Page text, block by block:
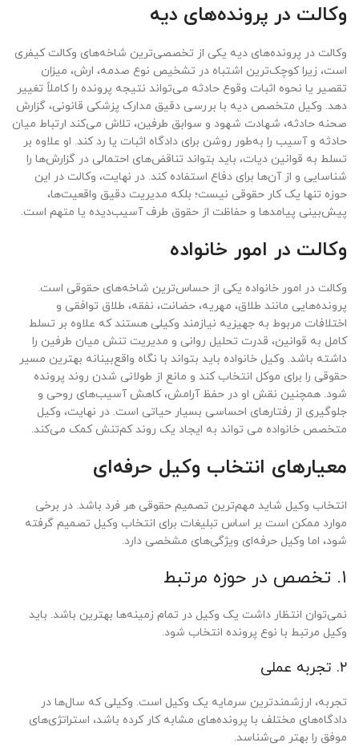
وکالت در پرونده‌های دیه
وکالت در پرونده‌های دیه یکی از تخصصی‌ترین شاخه‌های وکالت کیفری
است، زیرا کوچک‌ترین اشتباه در تشخیص نوع صدمه، ارش، میزان
تقصیر یا نحوه اثبات وقوع حادثه می‌تواند نتیجه پرونده را کاملاً تغییر
دهد. وکیل متخصص دیه با بررسی دقیق مدارک پزشکی قانونی، گزارش
صحنه حادثه، شهادت شهود و سوابق طرفین، تلاش می‌کند ارتباط میان
حادثه و آسیب را به‌طور روشن برای دادگاه اثبات یا رد کند. او علاوه بر
تسلط به قوانین دیات، باید بتواند تناقض‌های احتمالی در گزارش‌ها را
شناسایی و از آن‌ها برای دفاع استفاده کند. در نهایت، وکالت در این
حوزه تنها یک کار حقوقی نیست؛ بلکه مدیریت دقیق واقعیت‌ها،
پیش‌بینی پیامدها و حفاظت از حقوق طرف آسیب‌دیده یا متهم است.
وکالت در امور خانواده
وکالت در امور خانواده یکی از حساس‌ترین شاخه‌های حقوقی است.
پرونده‌هایی مانند طلاق، مهریه، حضانت، نفقه، طلاق توافقی و
اختلافات مربوط به جهیزیه نیازمند وکیلی هستند که علاوه بر تسلط
کامل به قوانین، قدرت تحلیل روانی و مدیریت تنش میان طرفین را
داشته باشد. وکیل خانواده باید بتواند با نگاه واقع‌بینانه بهترین مسیر
حقوقی را برای موکل انتخاب کند و مانع از طولانی شدن روند پرونده
شود. همچنین نقش او در حفظ آرامش، کاهش آسیب‌های روحی و
جلوگیری از رفتارهای احساسی بسیار حیاتی است. در نهایت، وکیل
متخصص خانواده می تواند به ایجاد یک روند کم‌تنش کمک می‌کند.
معیارهای انتخاب وکیل حرفه‌ای
انتخاب وکیل شاید مهم‌ترین تصمیم حقوقی هر فرد باشد. در برخی
موارد ممکن است بر اساس تبلیغات برای انتخاب وکیل تصمیم گرفته
شود، اما وکیل حرفه‌ای ویژگی‌های مشخصی دارد.
۱. تخصص در حوزه مرتبط
نمی‌توان انتظار داشت یک وکیل در تمام زمینه‌ها بهترین باشد. باید
وکیل مرتبط با نوع پرونده انتخاب شود.
۲. تجربه عملی
تجربه، ارزشمندترین سرمایه یک وکیل است. وکیلی که سال‌ها در
دادگاه‌های مختلف با پرونده‌های مشابه کار کرده باشد، استراتژی‌های
موفق را بهتر می‌شناسد.